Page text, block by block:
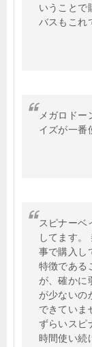
いうことで
バスもこれ
メガロド
イズが一番
スピナーベ
してます。
事で購入し
特徴である
が、確かに
が少ないの
できていま
ずらいスピ
時間使い続